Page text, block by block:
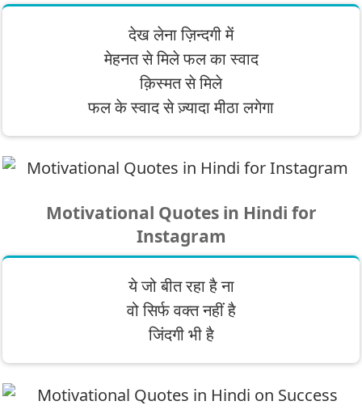
देख लेना ज़िन्दगी में
मेहनत से मिले फल का स्वाद
क़िस्मत से मिले
फल के स्वाद से ज़्यादा मीठा लगेगा
Motivational Quotes in Hindi for
Instagram
ये जो बीत रहा है ना
वो सिर्फ वक्त नहीं है
जिंदगी भी है